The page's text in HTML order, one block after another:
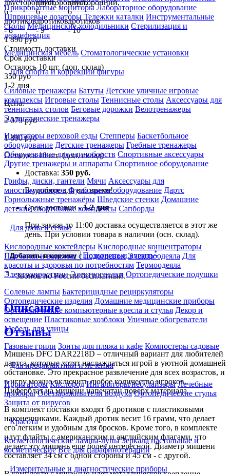
Прикроватные мониторы Лабораторное оборудование
Шприцевые дозаторы Тележки каталки Инструментальные
столы Медицинские холодильники Стерилизация и
дезинфекция
Медицинская мебель Стоматологические установки
Для спорта и коррекции фигуры
Силовые тренажеры Батуты Детские уличные игровые
комплексы Игровые столы Теннисные столы Аксессуары для
теннисных столов Беговые дорожки Велотренажеры
Эллиптические тренажеры
Имитаторы верховой езды Степперы Баскетбольное
оборудование Детские тренажеры Гребные тренажеры
Оборудование для единоборств Спортивные аксессуары
Другие тренажеры и аппараты Спортивное оборудование
Грифы, диски, гантели Мячи Аксессуары для
миостимуляторов Футбольное оборудование Дартс
Горнолыжные тренажёры Шведские стенки Домашние
детские спортивные комплексы Сапборды
Для дома и семьи
Кислородные коктейлеры Кислородные концентраторы
Перчатки и варежки с подогревом Электроодеяла Для
красоты и здоровья по потребностям Термоодеяла
Электропростыни Электрогрелки Ортопедические подушки
Солевые лампы Бактерицидные рециркуляторы
Ортопедические изделия Домашние медицинские приборы
Ортопедические компьютерные кресла и стулья Декор и
освещение Пластиковые хозблоки Уличные обогреватели
Мебель для улицы
Газовые грили Зонты для пляжа и кафе Компостеры садовые
Для профилактики и лечения
Ирригаторы Кислород Ингаляторы/небулайзеры Лечебные
приборы Обеззараживатели воздуха Ортопедические стулья
Защита от вирусов
Красота
Косметологические лампы-лупы Зеркала настольные и
косметические Все для парафинотерапии
Измерительные и диагностические приборы
1 890 руб
Стоимость доставки
Срок доставки
Осталось 10 шт. (доп. склад)
350 руб
1-2 дня
Цена:
2 079руб
1 890руб
Осталось 10 шт. (доп. склад)
Доставка: 350 руб.
В удобное для вас время!
Срок доставки -1-2 дня
При заказе до 11:00 доставка осуществляется в этот же
день. При условии товара в наличии (осн. склад).
Добавить в корзину Позвонить и купить*
*- Звонок по России бесплатный.
Описание
Отзывы
Мишень DFC DAR2218D – отличный вариант для любителей
дартса, которые хотят наслаждаться игрой в уютной домашней
обстановке. Это прекрасное развлечение для всех возрастов, и
в игру можно включить любое количество игроков.
Циферблат на мишени напечатан поверх материала.
В комплект поставки входят 6 дротиков с пластиковыми
наконечниками. Каждый дротик весит 16 грамм, что делает
его легким и удобным для бросков. Кроме того, в комплекте
идут флайты с американским и английским флагами, что
делает эту мишень еще более интересной. Диаметр мишени
составляет 34 см с одной стороны и 45 см - с другой.